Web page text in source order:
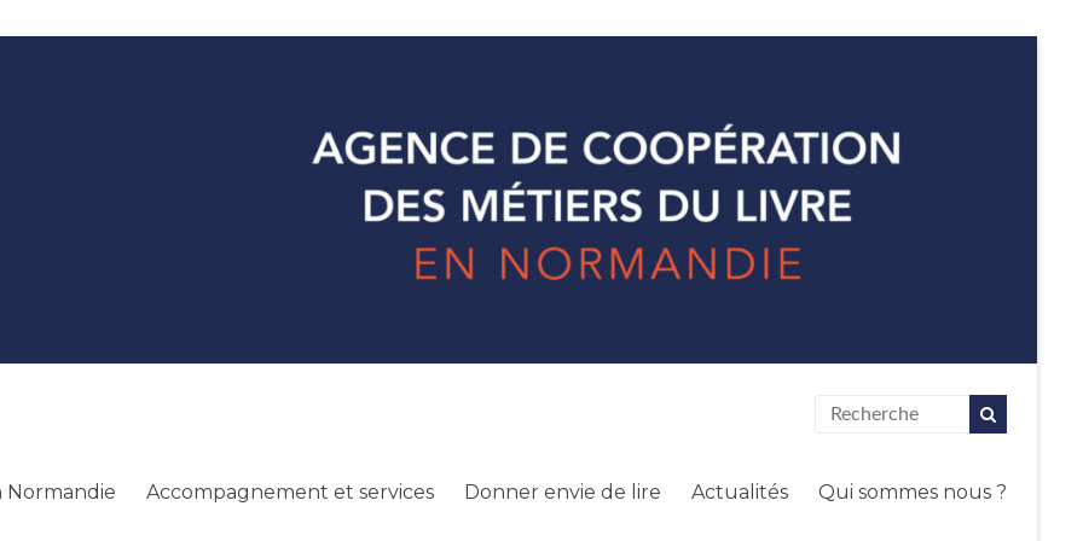
Normandie Accompagnement et services Donner envie de lire Actualités Qui sommes nous ?